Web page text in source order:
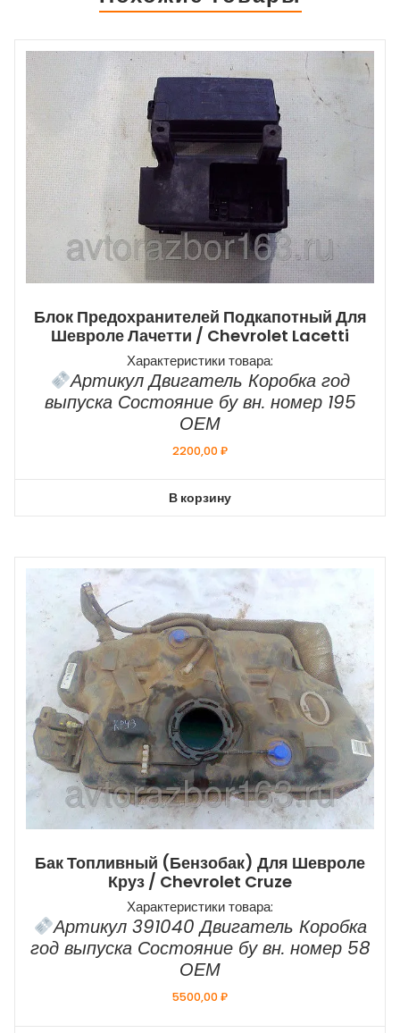
Блок Предохранителей Подкапотный Для
Шевроле Лачетти / Chevrolet Lacetti
Характеристики товара:
Артикул Двигатель Коробка год
выпуска Состояние бу вн. номер 195
ОЕМ
2200,00₽
В корзину
Бак Топливный (бензобак) Для Шевроле
Круз / Chevrolet Cruze
Характеристики товара:
Артикул 391040 Двигатель Коробка
год выпуска Состояние бу вн. номер 58
ОЕМ
5500,00₽